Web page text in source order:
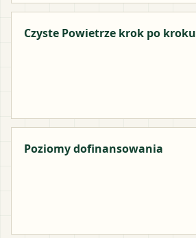
Czyste Powietrze krok po kroku
Poziomy dofinansowania